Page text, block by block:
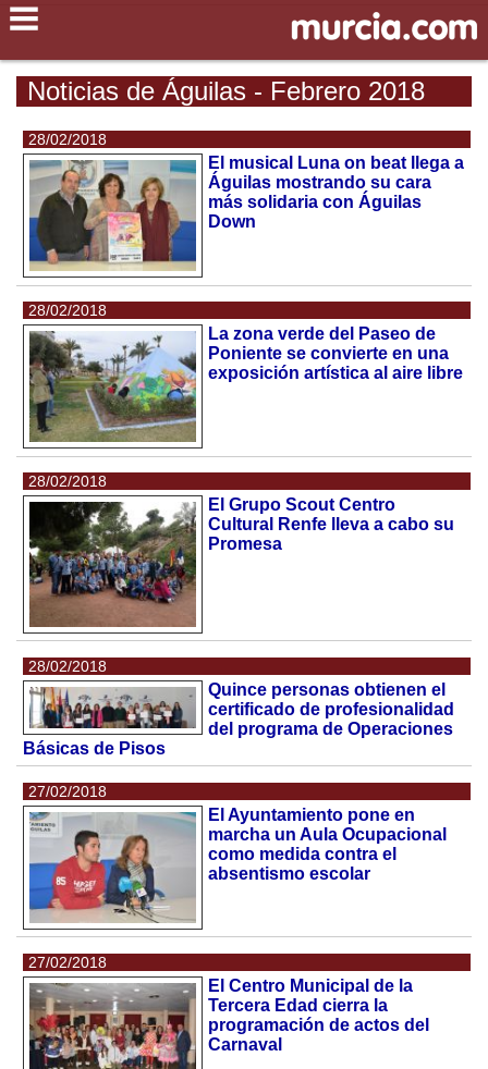
Noticias de Águilas - Febrero 2018
28/02/2018
El musical Luna on beat llega a
Águilas mostrando su cara
más solidaria con Águilas
Down
28/02/2018
La zona verde del Paseo de
Poniente se convierte en una
exposición artística al aire libre
28/02/2018
El Grupo Scout Centro
Cultural Renfe lleva a cabo su
Promesa
28/02/2018
Quince personas obtienen el
certificado de profesionalidad
del programa de Operaciones
Básicas de Pisos
27/02/2018
El Ayuntamiento pone en
marcha un Aula Ocupacional
como medida contra el
absentismo escolar
27/02/2018
El Centro Municipal de la
Tercera Edad cierra la
programación de actos del
Carnaval